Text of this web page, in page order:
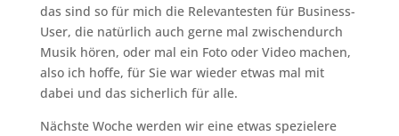
das sind so für mich die Relevantesten für Business-
User, die natürlich auch gerne mal zwischendurch
Musik hören, oder mal ein Foto oder Video machen,
also ich hoffe, für Sie war wieder etwas mal mit
dabei und das sicherlich für alle.
Nächste Woche werden wir eine etwas spezielere